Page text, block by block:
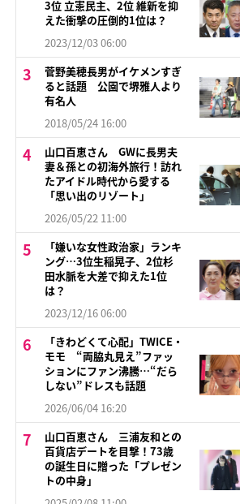
3位 立憲民主、2位 維新を抑
えた衝撃の圧倒的1位は？
2023/12/03 06:00
菅野美穂長男がイケメンすぎ
ると話題 公園で堺雅人より
有名人
2018/05/24 16:00
山口百恵さん GWに長男夫
妻＆孫との初海外旅行！訪れ
たアイドル時代から愛する
「思い出のリゾート」
2026/05/22 11:00
「嫌いな女性政治家」ランキ
ング…3位生稲晃子、2位杉
田水脈を大差で抑えた1位
は？
2023/12/16 06:00
「きわどくて心配」TWICE・
モモ “両脇丸見え”ファッ
ションにファン沸騰…“だら
しない”ドレスも話題
2026/06/04 16:20
山口百恵さん 三浦友和との
百貨店デートを目撃！73歳
の誕生日に贈った「プレゼン
トの中身」